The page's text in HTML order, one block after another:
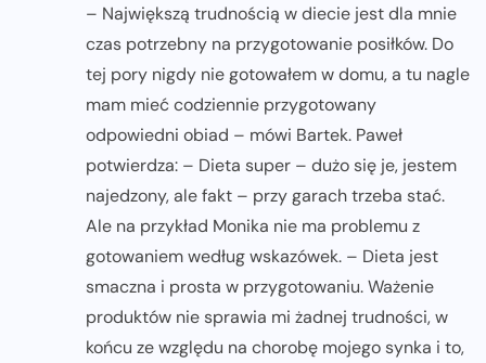
– Największą trudnością w diecie jest dla mnie
czas potrzebny na przygotowanie posiłków. Do
tej pory nigdy nie gotowałem w domu, a tu nagle
mam mieć codziennie przygotowany
odpowiedni obiad – mówi Bartek. Paweł
potwierdza: – Dieta super – dużo się je, jestem
najedzony, ale fakt – przy garach trzeba stać.
Ale na przykład Monika nie ma problemu z
gotowaniem według wskazówek. – Dieta jest
smaczna i prosta w przygotowaniu. Ważenie
produktów nie sprawia mi żadnej trudności, w
końcu ze względu na chorobę mojego synka i to,